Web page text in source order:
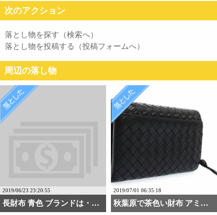
次のアクション
落とし物を探す（検索へ）
落とし物を投稿する（投稿フォームへ）
周辺の落し物
2019/06/23 23:20:55
長財布 青色 ブランドは・・・
2019/07/01 06:35:18
秋葉原で茶色い財布 アミ・・・